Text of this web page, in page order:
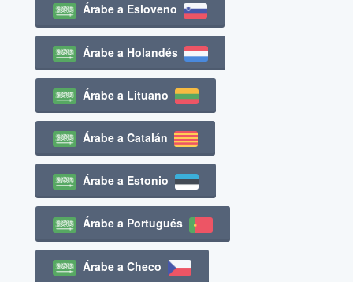
Árabe a Esloveno
Árabe a Holandés
Árabe a Lituano
Árabe a Catalán
Árabe a Estonio
Árabe a Portugués
Árabe a Checo